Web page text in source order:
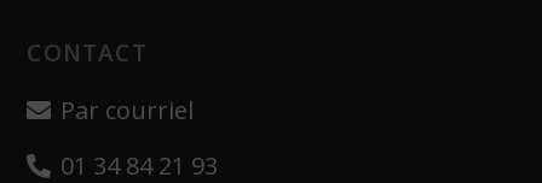
CONTACT
Par courriel
01 34 84 21 93